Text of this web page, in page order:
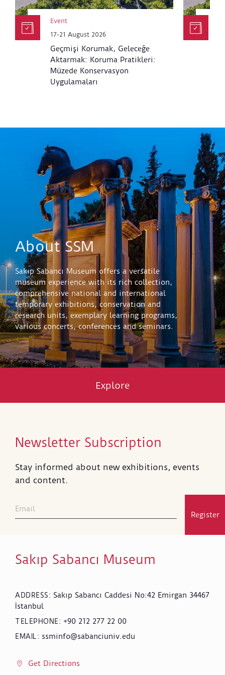
Event
17-21 August 2026
Geçmişi Korumak, Geleceğe
Aktarmak: Koruma Pratikleri:
Müzede Konservasyon
Uygulamaları
About SSM
Sakıp Sabancı Museum offers a versatile
museum experience with its rich collection,
comprehensive national and international
temporary exhibitions, conservation and
research units, exemplary learning programs,
various concerts, conferences and seminars.
Explore
Newsletter Subscription
Stay informed about new exhibitions, events
and content.
Register
Sakıp Sabancı Museum
ADDRESS: Sakıp Sabancı Caddesi No:42 Emirgan 34467
İstanbul
TELEPHONE: +90 212 277 22 00
EMAIL : ssminfo@sabanciuniv.edu
Get Directions